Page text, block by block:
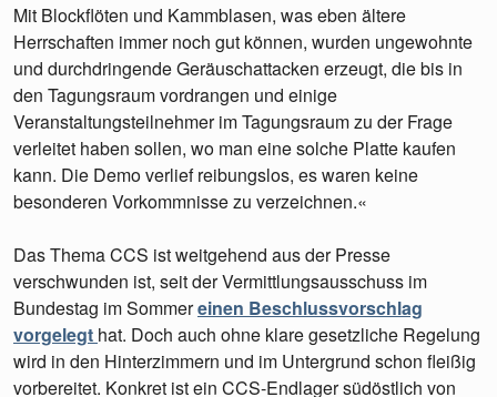
Mit Blockflöten und Kammblasen, was eben ältere
Herrschaften immer noch gut können, wurden ungewohnte
und durchdringende Geräuschattacken erzeugt, die bis in
den Tagungsraum vordrangen und einige
Veranstaltungsteilnehmer im Tagungsraum zu der Frage
verleitet haben sollen, wo man eine solche Platte kaufen
kann. Die Demo verlief reibungslos, es waren keine
besonderen Vorkommnisse zu verzeichnen.«
Das Thema CCS ist weitgehend aus der Presse
verschwunden ist, seit der Vermittlungsausschuss im
Bundestag im Sommereinen Beschlussvorschlag
vorgelegt hat. Doch auch ohne klare gesetzliche Regelung
wird in den Hinterzimmern und im Untergrund schon fleißig
vorbereitet. Konkret ist ein CCS-Endlager südöstlich von